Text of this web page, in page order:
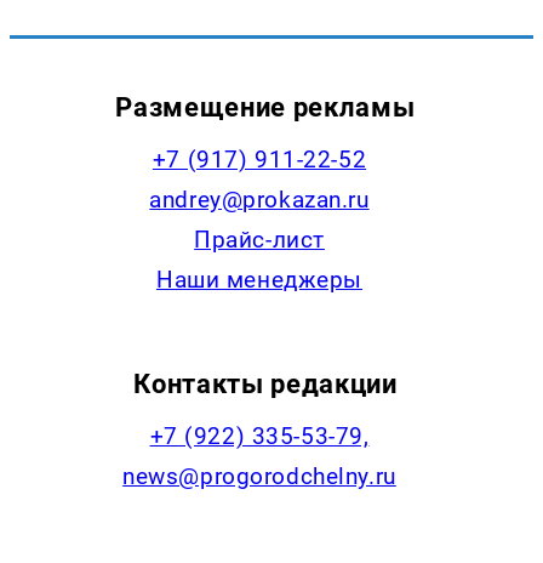
Размещение рекламы
+7 (917) 911-22-52
andrey@prokazan.ru
Прайс-лист
Наши менеджеры
Контакты редакции
+7 (922) 335-53-79,
news@progorodchelny.ru